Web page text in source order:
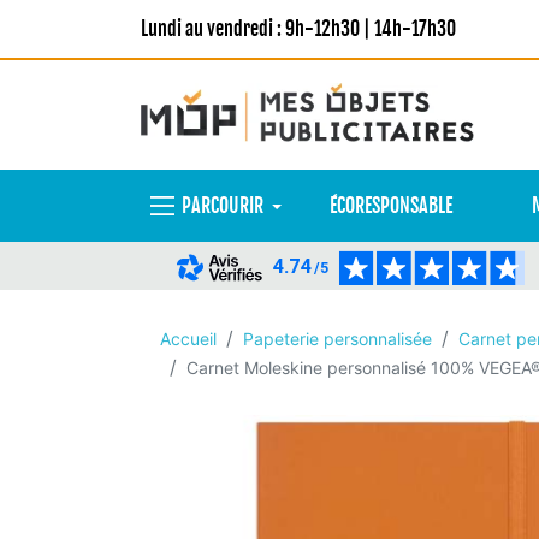
Lundi au vendredi : 9h-12h30 | 14h-17h30
PARCOURIR ÉCORESPONSABLE
4.74/5
Accueil Papeterie personnalisée
Carnet
Carnet Moleskine personnalisé 100%